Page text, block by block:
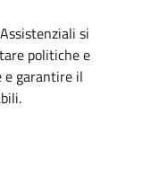
si
politiche e
e garantire il